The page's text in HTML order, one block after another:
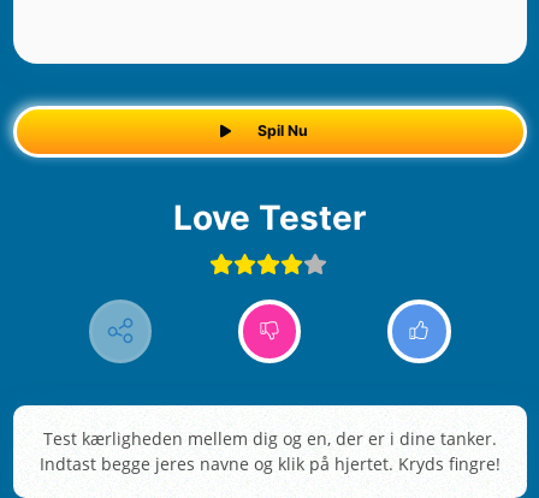
Spil Nu
Love Tester
Test kærligheden mellem dig og en, der er i dine tanker.
Indtast begge jeres navne og klik på hjertet. Kryds fingre!